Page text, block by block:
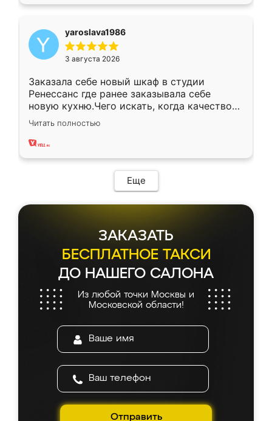
yaroslava1986
3 августа 2026
Заказала себе новый шкаф в студии
Ренессанс где ранее заказывала себе
новую кухню.Чего искать, когда качеством
вполне довольна. Служит кухня уже почти
два года, нареканий нет.
Читать полностью
Еще
ЗАКАЗАТЬ
БЕСПЛАТНОЕ ТАКСИ
ДО НАШЕГО САЛОНА
Из любой точки Москвы и
Московской области!
Отправить